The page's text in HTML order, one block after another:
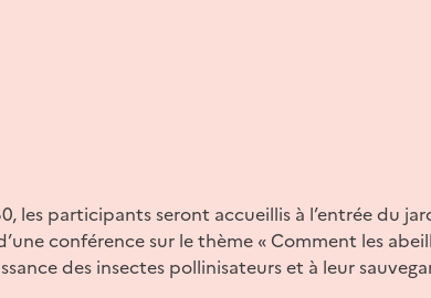
les participants seront accueillis à l’entrée du
conférence sur le thème « Comment les
des insectes pollinisateurs et à leur